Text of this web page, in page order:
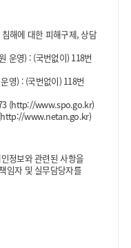
해에 대한 피해구제, 상담
운영) : (국번없이) 118번
영) : (국번없이) 118번
(http://www.spo.go.kr)
(http://www.netan.go.kr)
정보와 관련된 사항을
임자 및 실무담당자를